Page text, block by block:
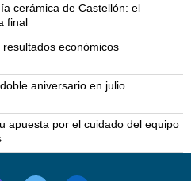
cerámica de Castellón: el
final
económicos
aniversario en julio
apuesta por el cuidado del equipo